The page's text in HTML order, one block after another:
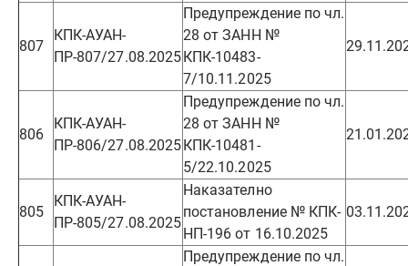
807
КПК-АУАН-
ПР-807/27.08.2025
Предупреждение по чл.
28 от ЗАНН №
КПК-10483-
7/10.11.2025
806
КПК-АУАН-
ПР-806/27.08.2025
Предупреждение по чл.
28 от ЗАНН №
КПК-10481-
5/22.10.2025
805
КПК-АУАН-
ПР-805/27.08.2025
Наказателно
постановление № КПК-
НП-196 от 16.10.2025
Предупреждение по чл.